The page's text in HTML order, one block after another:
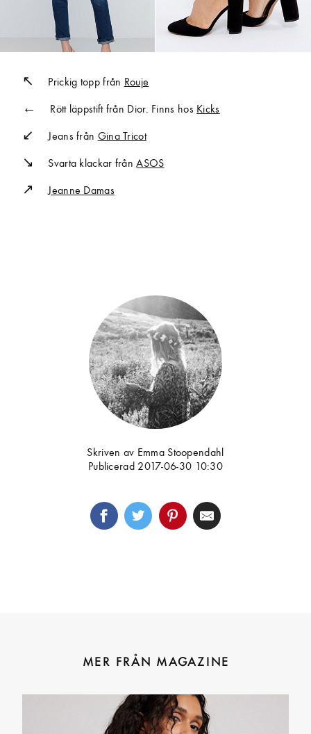
Prickig topp från Rouje
Rött läppstift från Dior. Finns hos Kicks
Jeanne Damas
Jeans från Gina Tricot
Svarta klackar frånASOS
Skriven av Emma Stoopendahl
Publicerad 2017-06-30 10:30
MER FRÅN MAGAZINE